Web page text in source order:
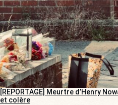
[REPORTAGE] Meurtre d’Henry
et colère